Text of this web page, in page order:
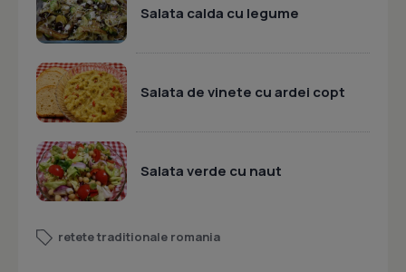
Salata calda cu legume
Salata de vinete cu ardei copt
Salata verde cu naut
retete traditionale romania